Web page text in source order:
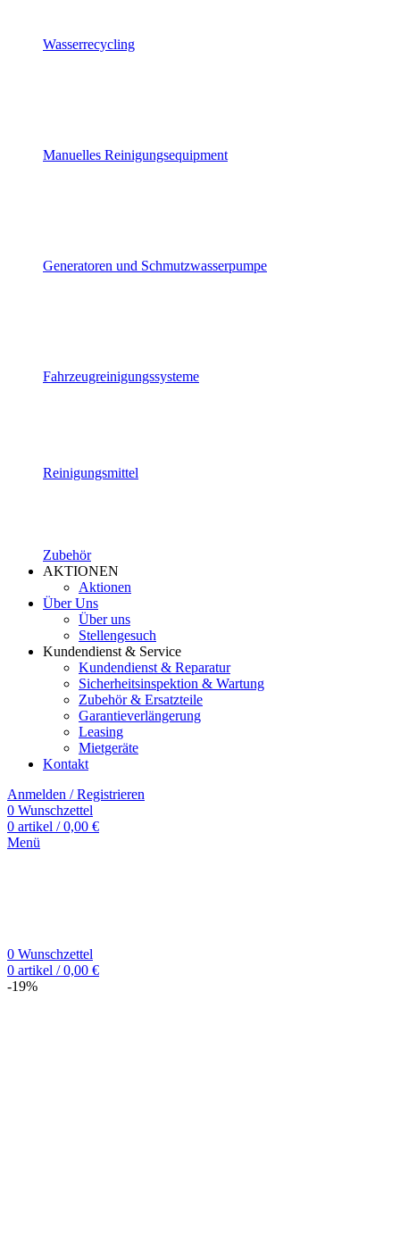
Wasserrecycling
Manuelles Reinigungsequipment
Generatoren und Schmutzwasserpumpe
Fahrzeugreinigungssysteme
Reinigungsmittel
Zubehör
AKTIONEN
Aktionen
Über Uns
Über uns
Stellengesuch
Kundendienst & Service
Kundendienst & Reparatur
Sicherheitsinspektion & Wartung
Zubehör & Ersatzteile
Garantieverlängerung
Leasing
Mietgeräte
Kontakt
Anmelden / Registrieren
0 Wunschzettel
0 artikel / 0,00 €
Menü
0 Wunschzettel
0 artikel / 0,00 €
-19%